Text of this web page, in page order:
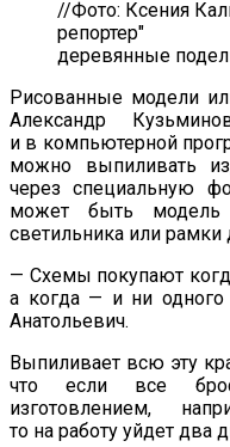
//Фото: Ксения
репортер"
деревянные
Рисованные модели
Александр
и в компьютерной
можно выпиливать
через специальную
может быть модель
светильника или рамки
— Схемы покупают
а когда — и ни одного
Анатольевич.
Выпиливает всю эту
что если все
изготовлением,
то на работу уйдет два